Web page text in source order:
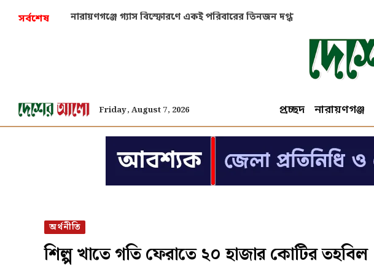
সর্বশেষ প্রচণ্ড খরায় শুকিয়ে যাচ্ছে ইউরোপের নদী, স্পষ্ট মহাকাশেও
Friday, August 7, 2026 প্রচ্ছদ নারায়ণগঞ্জ
অর্থনীতি
শিল্প খাতে গতি ফেরাতে ২০ হাজার কোটির তহবিল